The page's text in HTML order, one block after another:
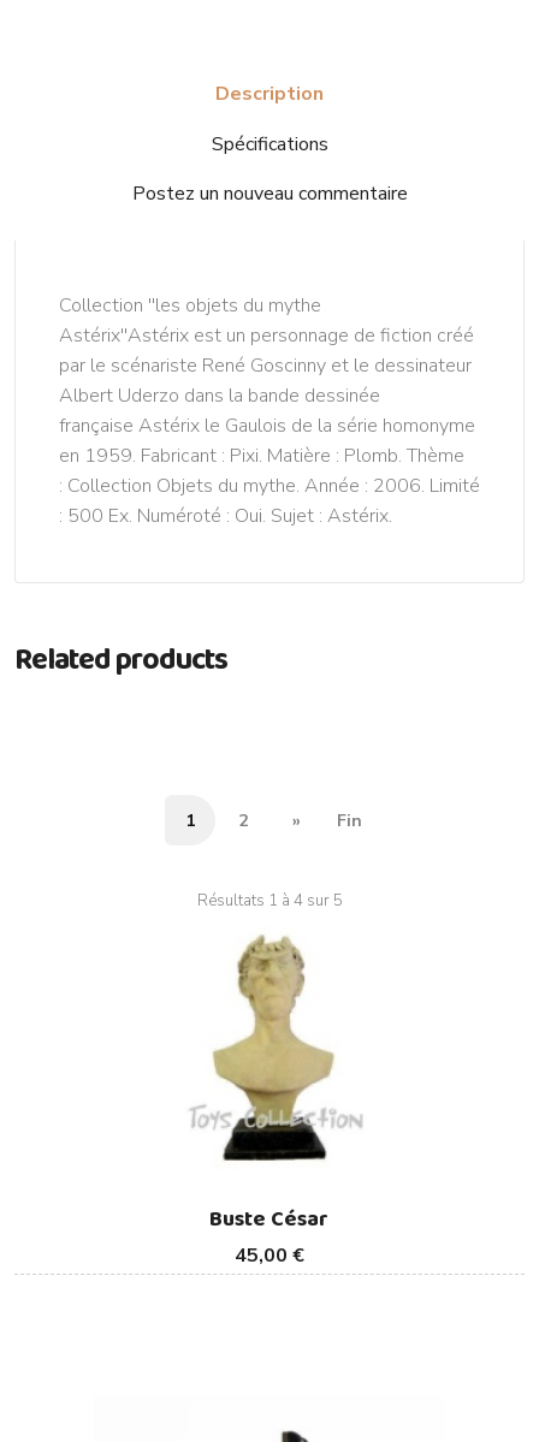
Description
Spécifications
Postez un nouveau commentaire
Collection ''les objets du mythe
Astérix''Astérix est un personnage de fiction créé
par le scénariste René Goscinny et le dessinateur
Albert Uderzo dans la bande dessinée
française Astérix le Gaulois de la série homonyme
en 1959. Fabricant : Pixi. Matière : Plomb. Thème
: Collection Objets du mythe. Année : 2006. Limité
: 500 Ex. Numéroté : Oui. Sujet : Astérix.
Related products
1 2 » Fin
Résultats 1 à 4 sur 5
45,00 €
Buste César